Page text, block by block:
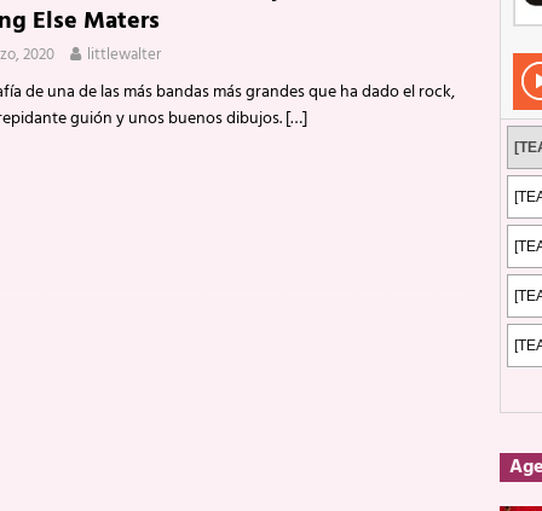
2 de mayo de 2026 en Fuengirola
Su ‘aullido’ retumbó ferozmente en Fuengirola.
REPORTAJES
La historia de Nintendo Vol. 2 PUBLICACIONES
Else Maters
2020 littlewalter
de una de las más bandas más grandes que ha dado el rock,
guión y unos buenos dibujos.[…]